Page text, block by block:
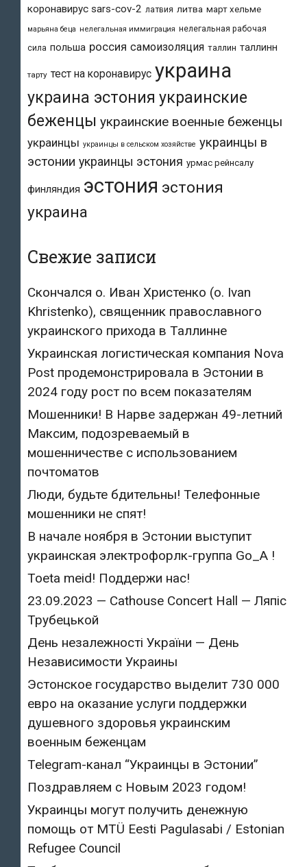
коронавирус sars-cov-2 латвия литва март хельме
марьяна беца нелегальная иммиграция нелегальная рабочая
сила польша россия самоизоляция таллин таллинн
тарту тест на коронавирус украина
украина эстония украинские
беженцы украинские военные беженцы
украинцы украинцы в сельском хозяйстве украинцы в
эстонии украинцы эстония урмас рейнсалу
финляндия эстония эстония
украина
Свежие записи
Скончался о. Иван Христенко (о. Ivan
Khristenko), священник православного
украинского прихода в Таллинне
Украинская логистическая компания Nova
Post продемонстрировала в Эстонии в
2024 году рост по всем показателям
Мошенники! В Нарве задержан 49-летний
Максим, подозреваемый в
мошенничестве с использованием
почтоматов
Люди, будьте бдительны! Телефонные
мошенники не спят!
В начале ноября в Эстонии выступит
украинская электрофорлк-группа Go_A !
Toeta meid! Поддержи нас!
23.09.2023 — Cathouse Concert Hall — Ляпіс
Трубецькой
День незалежності України — День
Независимости Украины
Эстонское государство выделит 730 000
евро на оказание услуги поддержки
душевного здоровья украинским
военным беженцам
Telegram-канал “Украинцы в Эстонии”
Поздравляем с Новым 2023 годом!
Украинцы могут получить денежную
помощь от MTÜ Eesti Pagulasabi / Estonian
Refugee Council